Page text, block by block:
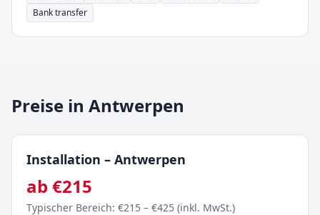
Bank transfer
Preise in Antwerpen
Installation – Antwerpen
ab €215
Typischer Bereich: €215 – €425 (inkl. MwSt.)